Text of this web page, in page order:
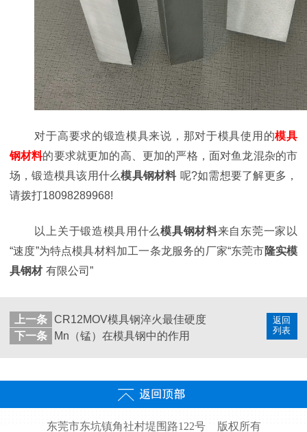
对于高要求的锻造模具来说，那对于模具使用的模具
钢材料的要求就更加的高、更加的严格，面对鱼龙混杂的市
场，锻造模具该用什么模具钢材料 呢?如需想要了解更多，
请拨打18098289968!
以上关于锻造模具用什么模具钢材料来自东莞一家以
“速度”为特点模具材料加工一条龙服务的厂家“东莞市隆实模
具钢材 有限公司”
返回
列表
上一条 CR12MOV模具钢淬火最佳硬度
下一条
Mn（锰）在模具钢中的作用
东莞市东坑镇角社村堤围路122号 版权所有